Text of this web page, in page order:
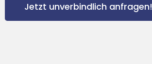
Jetzt unverbindlich anfragen!